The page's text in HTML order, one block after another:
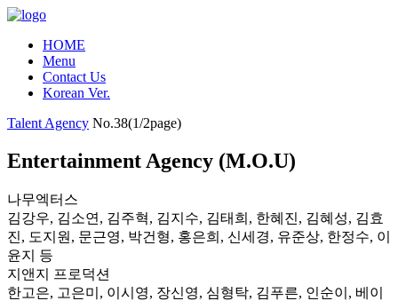
HOME
Menu
Contact Us
Korean Ver.
Talent Agency No.38(1/2page)
Entertainment Agency (M.O.U)
나무엑터스
김강우, 김소연, 김주혁, 김지수, 김태희, 한혜진, 김혜성, 김효
진, 도지원, 문근영, 박건형, 홍은희, 신세경, 유준상, 한정수, 이
윤지 등
지앤지 프로덕션
한고은, 고은미, 이시영, 장신영, 심형탁, 김푸른, 인순이, 베이